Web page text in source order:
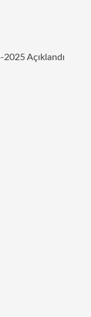
Açıklandı